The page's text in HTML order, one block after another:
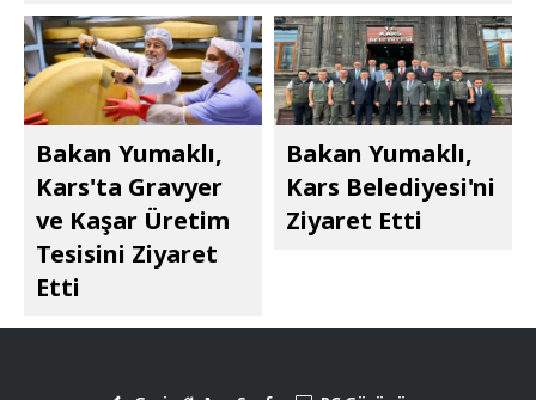
Bakan Yumaklı,
Kars'ta Gravyer
ve Kaşar Üretim
Tesisini Ziyaret
Etti
Bakan Yumaklı,
Kars Belediyesi'ni
Ziyaret Etti